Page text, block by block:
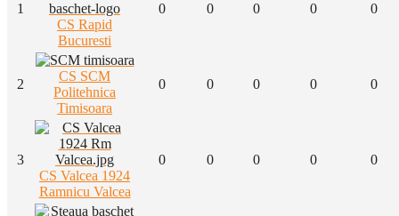
1
CS Rapid
Bucuresti
0 0 0 0 0
2
CS SCM
Politehnica
Timisoara
0 0 0 0 0
3
CS Valcea 1924
Ramnicu Valcea
0 0 0 0 0